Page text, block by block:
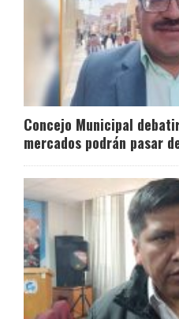
Concejo Municipal
mercados podrán pasar